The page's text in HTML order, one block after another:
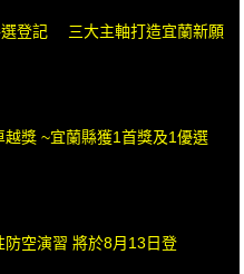
選登記 三大主軸打造宜蘭新願
獎 ~宜蘭縣獲1首獎及1優選
空演習 將於8月13日登